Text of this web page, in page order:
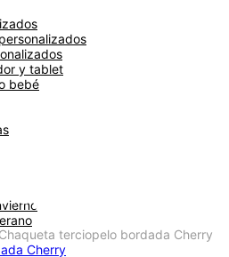
y tablet
bebé
bordada
terciopelo bordada Cherry